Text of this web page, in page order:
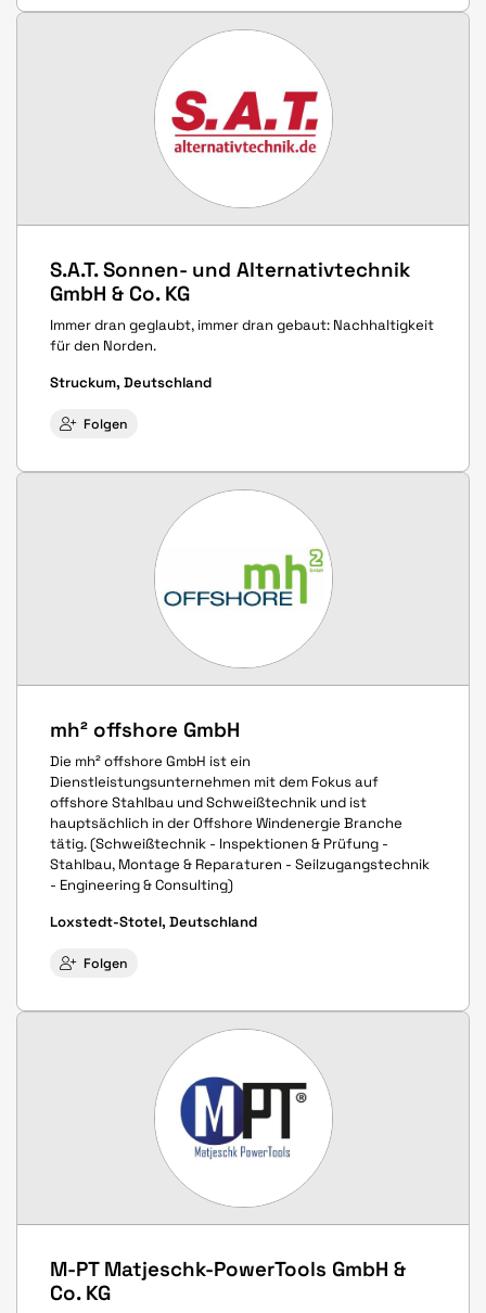
S.A.T. Sonnen- und Alternativtechnik
GmbH & Co. KG
Immer dran geglaubt, immer dran gebaut: Nachhaltigkeit
für den Norden.
Struckum, Deutschland
Folgen
mh² offshore GmbH
Die mh² offshore GmbH ist ein
Dienstleistungsunternehmen mit dem Fokus auf
offshore Stahlbau und Schweißtechnik und ist
hauptsächlich in der Offshore Windenergie Branche
tätig. (Schweißtechnik - Inspektionen & Prüfung -
Stahlbau, Montage & Reparaturen - Seilzugangstechnik
- Engineering & Consulting)
Loxstedt-Stotel, Deutschland
Folgen
M-PT Matjeschk-PowerTools GmbH &
Co. KG